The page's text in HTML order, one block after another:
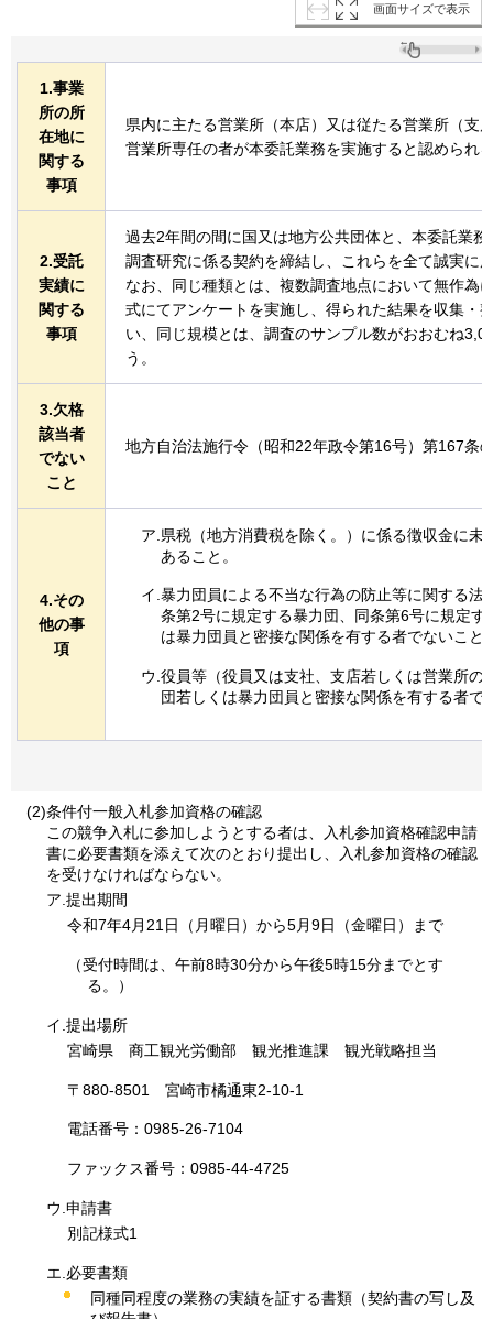
画面サイズで表示
1.事業
所の所
在地に
関する
事項
県内に主たる営業所（本店）又は従たる営業所（支
営業所専任の者が本委託業務を実施すると認められ
2.受託
実績に
関する
事項
過去2年間の間に国又は地方公共団体と、本委託業
調査研究に係る契約を締結し、これらを全て誠実に
なお、同じ種類とは、複数調査地点において無作為
式にてアンケートを実施し、得られた結果を収集・
い、同じ規模とは、調査のサンプル数がおおむね
う。
3.欠格
該当者
でない
こと
地方自治法施行令（昭和22年政令第16号）第167条
4.その
他の事
項
ア.県税（地方消費税を除く。）に係る徴収金に未
あること。
イ.暴力団員による不当な行為の防止等に関する法
条第2号に規定する暴力団、同条第6号に規定
は暴力団員と密接な関係を有する者でないこと
ウ.役員等（役員又は支社、支店若しくは営業所の
団若しくは暴力団員と密接な関係を有する者で
(2)条件付一般入札参加資格の確認
この競争入札に参加しようとする者は、入札参加資格確認申請
書に必要書類を添えて次のとおり提出し、入札参加資格の確認
を受けなければならない。
ア.提出期間
令和7年4月21日（月曜日）から5月9日（金曜日）まで
（受付時間は、午前8時30分から午後5時15分までとす
る。）
イ.提出場所
宮崎県
商工観光労働部 観光推進課 観光戦略担当
〒880-8501 宮崎市橘通東2-10-1
電話番号：0985-26-7104
ファックス番号：0985-44-4725
ウ.申請書
別記様式1
エ.必要書類
同種同程度の業務の実績を証する書類（契約書の写し及